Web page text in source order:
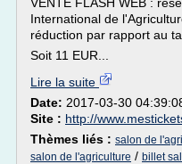
International de
réduction par rapport au
Soit 11 EUR...
Lire la suite
Date: 2017-03-30
Site : http://
Thèmes liés : salon de
salon de l'agriculture / billet